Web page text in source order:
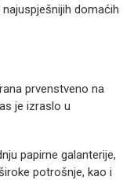
domaćih
prvenstveno na
je izraslo u
papirne galanterije,
potrošnje, kao i